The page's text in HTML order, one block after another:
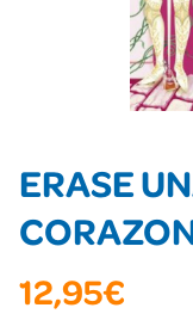
ERASE
12,95€